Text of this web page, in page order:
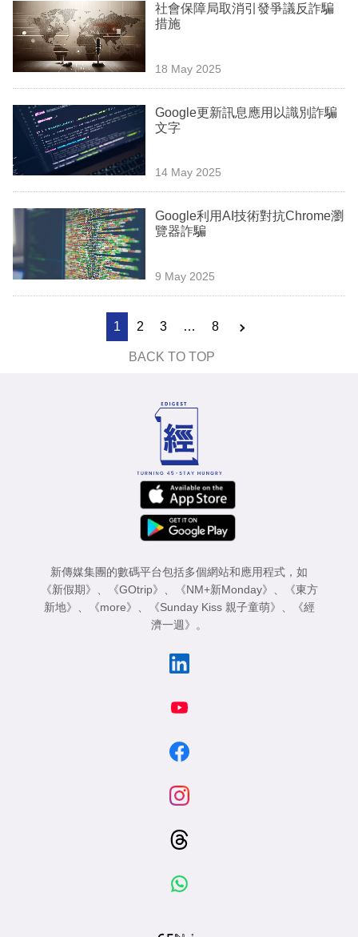
社會保障局取消引發爭議反詐騙
措施
18 May 2025
Google更新訊息應用以識別詐騙
文字
14 May 2025
Google利用AI技術對抗Chrome瀏
覽器詐騙
9 May 2025
1 2 3 … 8
BACK TO TOP
新傳媒集團的數碼平台包括多個網站和應用程式，如
《新假期》 、 《GOtrip》 、 《NM+新Monday》 、
《東方
新地》 、 《more》 、 《Sunday Kiss 親子童萌》 、
《經
濟一週》 。